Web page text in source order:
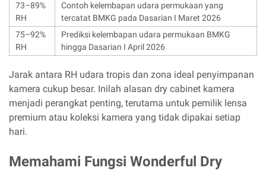
73–89%
RH
Contoh kelembapan udara permukaan yang
tercatat BMKG pada Dasarian I Maret 2026
75–92%
RH
Prediksi kelembapan udara permukaan BMKG
hingga Dasarian I April 2026
Jarak antara RH udara tropis dan zona ideal penyimpanan
kamera cukup besar. Inilah alasan dry cabinet kamera
menjadi perangkat penting, terutama untuk pemilik lensa
premium atau koleksi kamera yang tidak dipakai setiap
hari.
Memahami Fungsi Wonderful Dry